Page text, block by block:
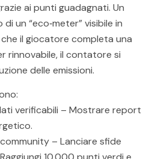
ai punti guadagnati. Un
un “eco‑meter” visibile in
il giocatore completa una
rinnovabile, il contatore si
delle emissioni.
verificabili – Mostrare report
– Lanciare sfide